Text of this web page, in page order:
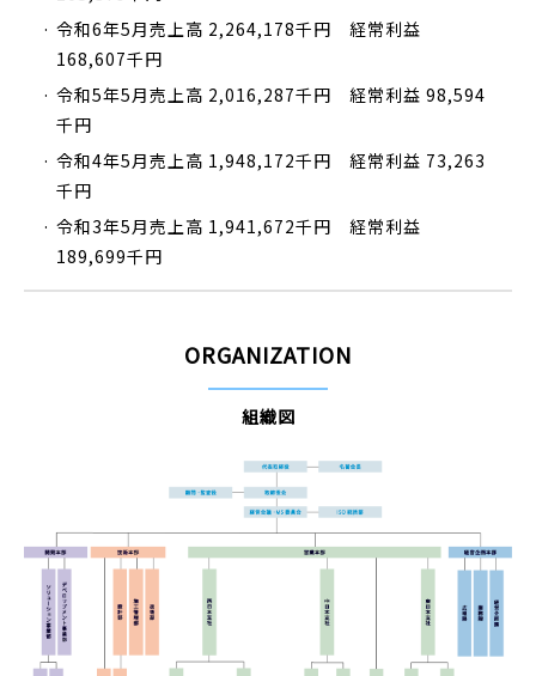
· 令和6年5月売上高 2,264,178千円 経常利益
168,607千円
· 令和5年5月売上高 2,016,287千円 経常利益 98,594
千円
· 令和4年5月売上高 1,948,172千円 経常利益 73,263
千円
· 令和3年5月売上高 1,941,672千円 経常利益
189,699千円
ORGANIZATION
組織図